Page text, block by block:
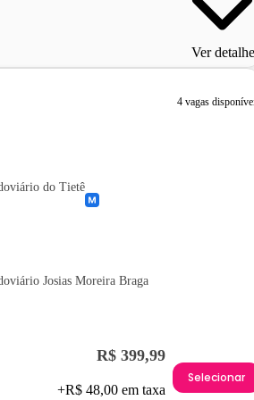
Ver
4 vagas
do Tietê
Josias Moreira Braga
R$ 399,99
+R$ 48,00 em taxa
Selecionar